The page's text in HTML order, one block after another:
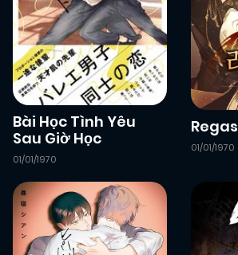
Bài Học Tình Yêu
Sau Giờ Học
01/01/1970
Regas
01/01/1970